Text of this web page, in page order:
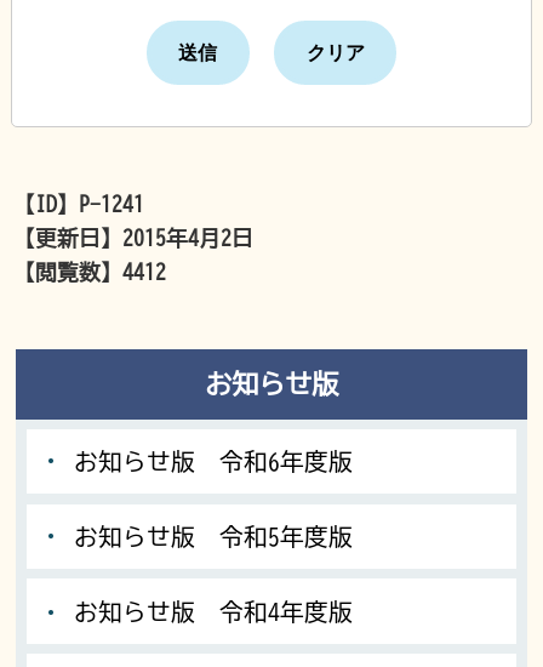
【ID】
P-1241
【更新日】 2015年4月2日
【閲覧数】4412
お知らせ版
お知らせ版 令和6年度版
お知らせ版 令和5年度版
お知らせ版 令和4年度版